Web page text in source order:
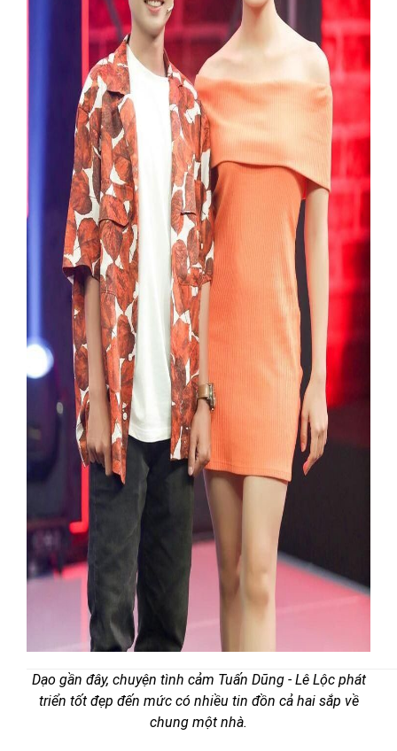
Dạo gần đây, chuyện tình cảm Tuấn Dũng - Lê Lộc phát
triển tốt đẹp đến mức có nhiều tin đồn cả hai sắp về
chung một nhà.